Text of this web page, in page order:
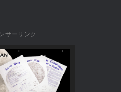
サーリンク